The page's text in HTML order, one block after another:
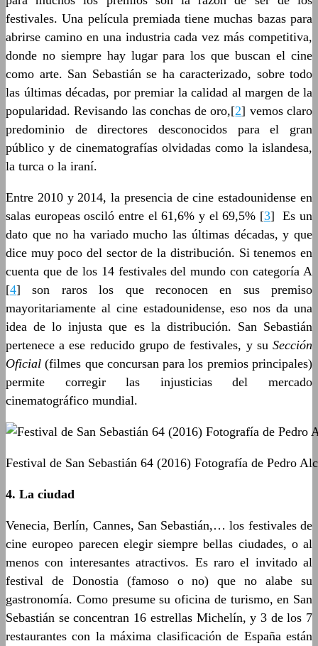
festivales. Una película premiada tiene muchas bazas para
abrirse camino en una industria cada vez más competitiva,
donde no siempre hay lugar para los que buscan el cine
como arte. San Sebastián se ha caracterizado, sobre todo
las últimas décadas, por premiar la calidad al margen de la
popularidad. Revisando las conchas de oro,[2] vemos claro
predominio de directores desconocidos para el gran
público y de cinematografías olvidadas como la islandesa,
la turca o la iraní.
Entre 2010 y 2014, la presencia de cine estadounidense en
salas europeas osciló entre el 61,6% y el 69,5% [3] Es un
dato que no ha variado mucho las últimas décadas, y que
dice muy poco del sector de la distribución. Si tenemos en
cuenta que de los 14 festivales del mundo con categoría A
[4] son raros los que reconocen en sus premiso
mayoritariamente al cine estadounidense, eso nos da una
idea de lo injusta que es la distribución. San Sebastián
pertenece a ese reducido grupo de festivales, y su Sección
Oficial (filmes que concursan para los premios principales)
permite corregir las injusticias del mercado
cinematográfico mundial.
Festival de San Sebastián 64 (2016) Fotografía de Pedro
4. La ciudad
Venecia, Berlín, Cannes, San Sebastián,… los festivales de
cine europeo parecen elegir siempre bellas ciudades, o al
menos con interesantes atractivos. Es raro el invitado al
festival de Donostia (famoso o no) que no alabe su
gastronomía. Como presume su oficina de turismo, en San
Sebastián se concentran 16 estrellas Michelín, y 3 de los 7
restaurantes con la máxima clasificación de España están